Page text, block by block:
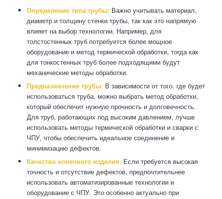
Определение типа трубы:Важно учитывать материал,
диаметр и толщину стенки трубы, так как это напрямую
влияет на выбор технологии. Например, для
толстостенных труб потребуется более мощное
оборудование и метод термической обработки, тогда как
для тонкостенных труб более подходящими будут
механические методы обработки.
Предназначение трубы:В зависимости от того, где будет
использоваться труба, можно выбрать метод обработки,
который обеспечит нужную прочность и долговечность.
Для труб, работающих под высоким давлением, лучше
использовать методы термической обработки и сварки с
ЧПУ, чтобы обеспечить идеальное соединение и
минимизацию дефектов.
Качество конечного изделия:Если требуется высокая
точность и отсутствие дефектов, предпочтительнее
использовать автоматизированные технологии и
оборудование с ЧПУ. Это особенно актуально при